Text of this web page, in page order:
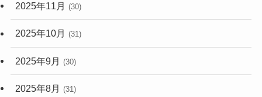
2025年11月 (30)
2025年10月 (31)
2025年9月 (30)
2025年8月 (31)